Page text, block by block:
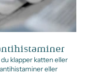
klapper katten eller
eller